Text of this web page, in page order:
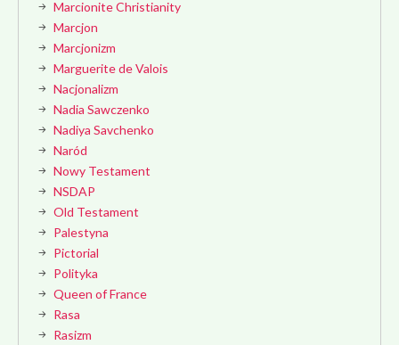
Marcionite Christianity
Marcjon
Marcjonizm
Marguerite de Valois
Nacjonalizm
Nadia Sawczenko
Nadiya Savchenko
Naród
Nowy Testament
NSDAP
Old Testament
Palestyna
Pictorial
Polityka
Queen of France
Rasa
Rasizm